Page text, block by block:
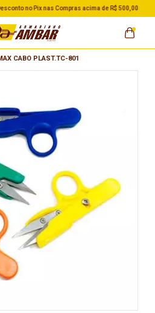
Pix nas Compras acima de R$ 500,00
CABO PLAST.TC-801